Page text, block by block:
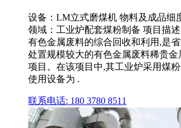
设备：LM立式磨煤机 物料及成品细
领域：工业炉配套煤粉制备 项目描
有色金属废料的综合回收和利用,是
处置规模较大的有色金属废料稀贵
项目。在该项目中,其工业炉采用煤
使用设备为 .
联系电话: 180 3780 8511